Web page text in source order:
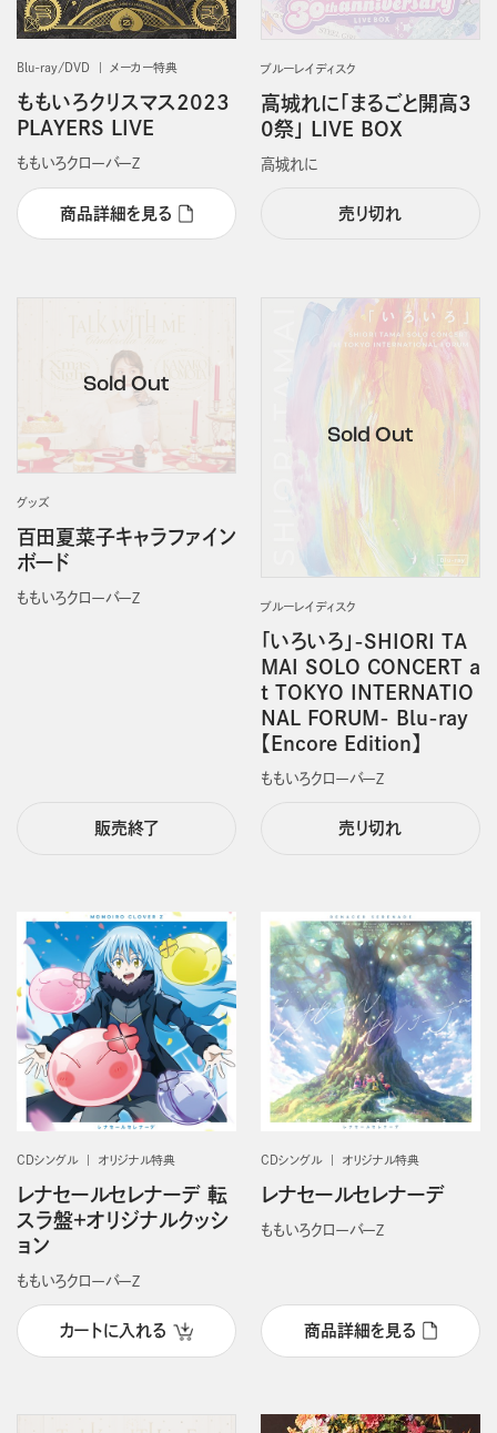
Blu-ray/DVD メーカー特典
ももいろクリスマス2023
PLAYERS LIVE
ももいろクローバーＺ
商品詳細を見る
ブルーレイディスク
高城れに「まるごと開高3
0祭」 LIVE BOX
高城れに
売り切れ
グッズ
百田夏菜子キャラファイン
ボード
ももいろクローバーＺ
販売終了
ブルーレイディスク
「いろいろ」-SHIORI TA
MAI SOLO CONCERT a
t TOKYO INTERNATIO
NAL FORUM- Blu-ray
【Encore Edition】
ももいろクローバーＺ
売り切れ
CDシングル オリジナル特典
レナセールセレナーデ 転
スラ盤＋オリジナルクッシ
ョン
ももいろクローバーＺ
カートに入れる
CDシングル オリジナル特典
レナセールセレナーデ
ももいろクローバーＺ
商品詳細を見る